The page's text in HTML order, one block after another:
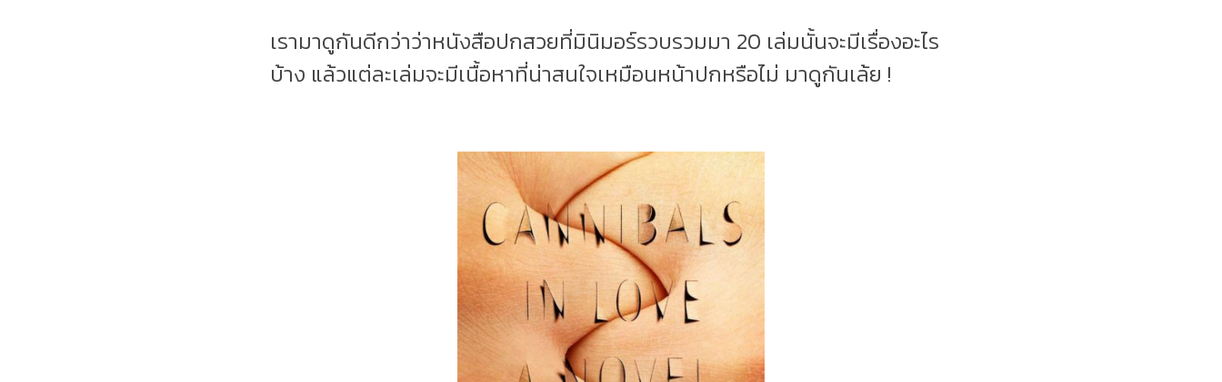
เรามาดูกันดีกว่าว่าหนังสือปกสวยที่มินิมอร์รวบรวมมา 20 เล่มนั้นจะมีเรื่องอะไร
บ้าง แล้วแต่ละเล่มจะมีเนื้อหาที่น่าสนใจเหมือนหน้าปกหรือไม่ มาดูกันเล้ย !